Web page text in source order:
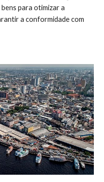
para otimizar a
a conformidade com